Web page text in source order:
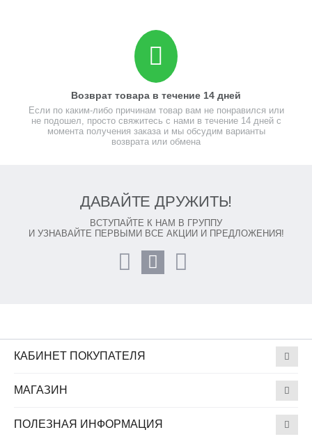
Возврат товара в течение 14 дней
Если по каким-либо причинам товар вам не понравился или
не подошел, просто свяжитесь с нами в течение 14 дней с
момента получения заказа и мы обсудим варианты
возврата или обмена
ДАВАЙТЕ ДРУЖИТЬ!
ВСТУПАЙТЕ К НАМ В ГРУППУ
И УЗНАВАЙТЕ ПЕРВЫМИ ВСЕ АКЦИИ И ПРЕДЛОЖЕНИЯ!
КАБИНЕТ ПОКУПАТЕЛЯ
МАГАЗИН
ПОЛЕЗНАЯ ИНФОРМАЦИЯ